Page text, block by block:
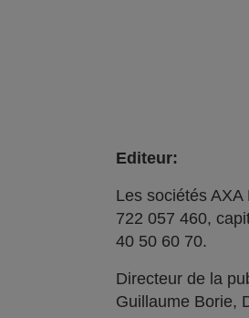
Editeur:
Les sociétés
722 057 460,
40 50 60 70.
Directeur de la
Guillaume Borie,